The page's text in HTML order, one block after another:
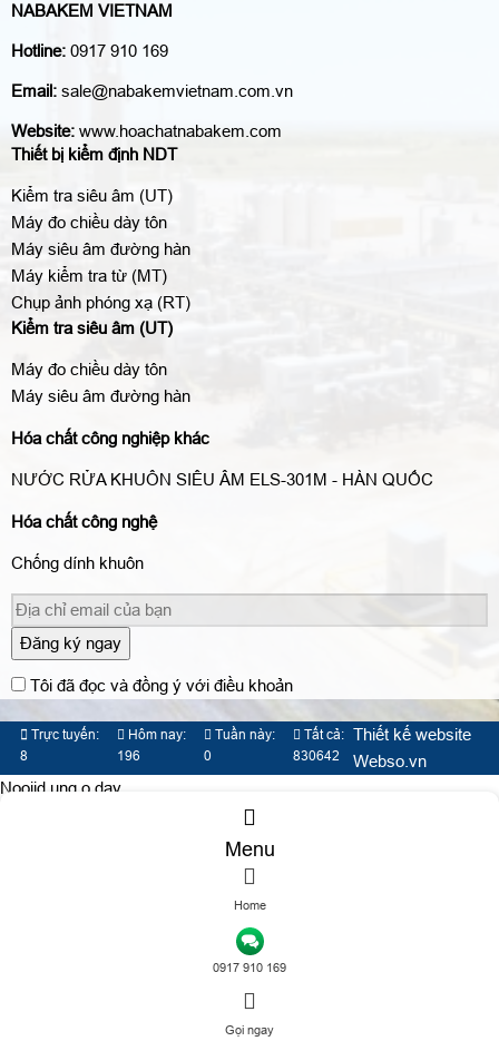
NABAKEM VIETNAM
Hotline: 0917 910 169
Email: sale@nabakemvietnam.com.vn
Website: www.hoachatnabakem.com
Thiết bị kiểm định NDT
Kiểm tra siêu âm (UT)
Máy đo chiều dày tôn
Máy siêu âm đường hàn
Máy kiểm tra từ (MT)
Chụp ảnh phóng xạ (RT)
Kiểm tra siêu âm (UT)
Máy đo chiều dày tôn
Máy siêu âm đường hàn
Hóa chất công nghiệp khác
NƯỚC RỬA KHUÔN SIÊU ÂM ELS-301M - HÀN QUỐC
Hóa chất công nghệ
Chống dính khuôn
Đăng ký ngay
Tôi đã đọc và đồng ý với điều khoản
Trực tuyến:
8
Hôm nay:
196
Tuần này:
0
Tất cả:
830642
Thiết kế website
Webso.vn
Menu
Home
0917 910 169
Gọi ngay
Nooijd ung o day
TƯ VẤN DỊCH VỤ